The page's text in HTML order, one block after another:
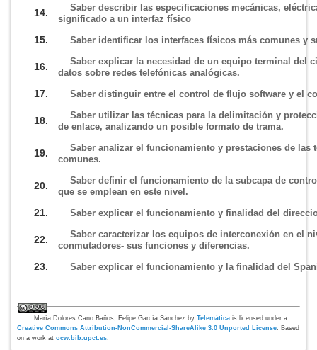
14.
Saber describir las especificaciones mecánicas,
significado a un interfaz fí­sico
15. Saber identificar los interfaces fí­sicos más comunes y
16.
Saber explicar la necesidad de un equipo terminal del
datos sobre redes telefónicas analógicas.
17. Saber distinguir entre el control de flujo software y el
18.
Saber utilizar las técnicas para la delimitación y
de enlace, analizando un posible formato de trama.
19.
Saber analizar el funcionamiento y prestaciones de
comunes.
20.
Saber definir el funcionamiento de la subcapa de
que se emplean en este nivel.
21. Saber explicar el funcionamiento y finalidad del
22.
Saber caracterizar los equipos de interconexión en el
conmutadores- sus funciones y diferencias.
23. Saber explicar el funcionamiento y la finalidad del
María Dolores Cano Baños, Felipe García Sánchez by Telemáticais licensed under a
Creative Commons Attribution-NonCommercial-ShareAlike 3.0 Unported License. Based
on a work atocw.bib.upct.es.